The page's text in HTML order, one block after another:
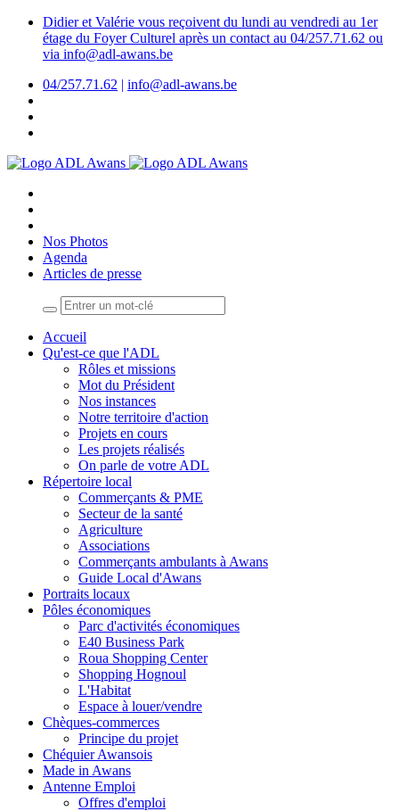
Didier et Valérie vous reçoivent du lundi au vendredi au 1er
étage du Foyer Culturel après un contact au 04/257.71.62 ou
via info@adl-awans.be
04/257.71.62 | info@adl-awans.be
Nos Photos
Agenda
Articles de presse
Accueil
Qu'est-ce que l'ADL
Rôles et missions
Mot du Président
Nos instances
Notre territoire d'action
Projets en cours
Les projets réalisés
On parle de votre ADL
Répertoire local
Commerçants & PME
Secteur de la santé
Agriculture
Associations
Commerçants ambulants à Awans
Guide Local d'Awans
Portraits locaux
Pôles économiques
Parc d'activités économiques
E40 Business Park
Roua Shopping Center
Shopping Hognoul
L'Habitat
Espace à louer/vendre
Chèques-commerces
Principe du projet
Chéquier Awansois
Made in Awans
Antenne Emploi
Offres d'emploi